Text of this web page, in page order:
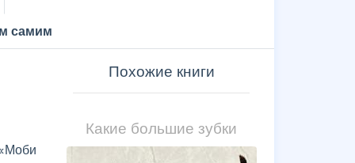
самим
Похожие книги
Какие большие зубки